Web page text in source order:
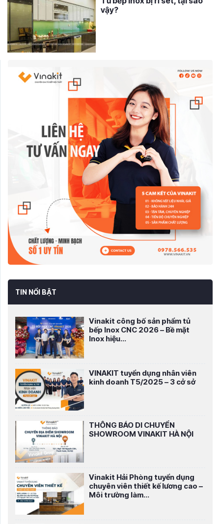
vậy?
TIN NỔI BẬT
Vinakit công bố sản phẩm tủ
bếp Inox CNC 2026 – Bề mặt
Inox hiệu...
VINAKIT tuyển dụng nhân viên
kinh doanh T5/2025 – 3 cở sở
THÔNG BÁO DI CHUYỂN
SHOWROOM VINAKIT HÀ NỘI
Vinakit Hải Phòng tuyển dụng
chuyên viên thiết kế lương cao –
Môi trường làm...